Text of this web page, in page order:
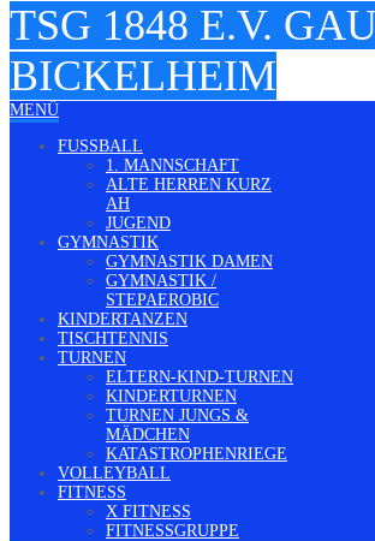
TSG 1848 E.V.
BICKELHEIM
MENÜ
FUSSBALL
1. MANNSCHAFT
ALTE HERREN KURZ
AH
JUGEND
GYMNASTIK
GYMNASTIK DAMEN
GYMNASTIK /
STEPAEROBIC
KINDERTANZEN
TISCHTENNIS
TURNEN
ELTERN-KIND-TURNEN
KINDERTURNEN
TURNEN JUNGS &
MÄDCHEN
KATASTROPHENRIEGE
VOLLEYBALL
FITNESS
X FITNESS
FITNESSGRUPPE